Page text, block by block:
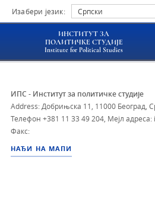
Изабери језик: Српски
ИНСТИТУТ ЗА
ПОЛИТИЧКЕ СТУДИЈЕ
Institute for Political Studies
ИПС - Институт за политичке студије
Address: Добрињска 11, 11000 Београд,
Телефон +381 11 33 49 204 Мејл адреса:
Факс:
НАЂИ НА МАПИ